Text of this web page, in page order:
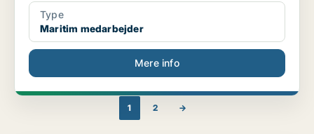
Type
Maritim medarbejder
Mere info
1 2 →